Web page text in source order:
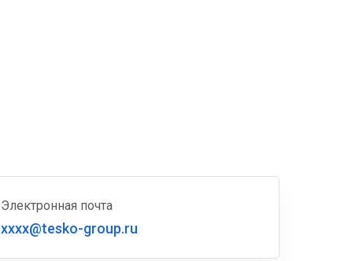
Электронная почта
xxxx@tesko-group.ru